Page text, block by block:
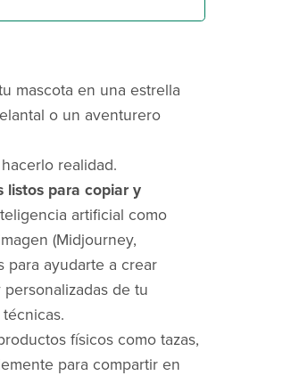
mascota en una estrella
o un aventurero
realidad.
listos para copiar y
artificial como
(Midjourney,
para ayudarte a crear
de tu
físicos como tazas,
para compartir en